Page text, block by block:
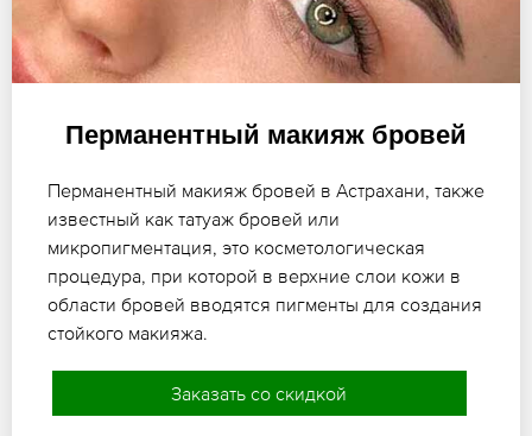
Перманентный макияж бровей
Перманентный макияж бровей в Астрахани, также
известный как татуаж бровей или
микропигментация, это косметологическая
процедура, при которой в верхние слои кожи в
области бровей вводятся пигменты для создания
стойкого макияжа.
Заказать со скидкой